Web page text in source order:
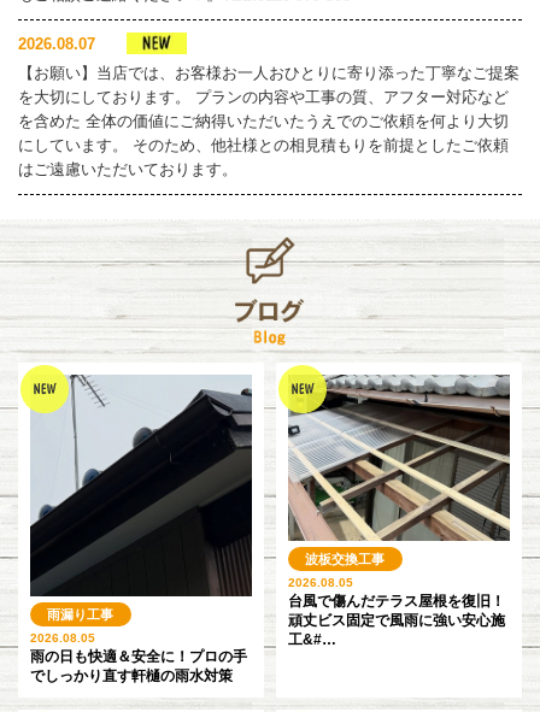
2026.08.07
【お願い】当店では、お客様お一人おひとりに寄り添った丁寧なご提案
を大切にしております。 プランの内容や工事の質、アフター対応など
を含めた 全体の価値にご納得いただいたうえでのご依頼を何より大切
にしています。 そのため、他社様との相見積もりを前提としたご依頼
はご遠慮いただいております。
雨漏り工事
2026.08.05
雨の日も快適＆安全に！プロの手
でしっかり直す軒樋の雨水対策
波板交換工事
2026.08.05
台風で傷んだテラス屋根を復旧！
頑丈ビス固定で風雨に強い安心施
工&#…